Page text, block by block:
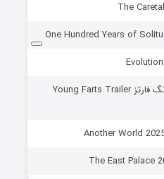
دانلود مستند قطعات تریلر یانگ فارتز Young Farts Trailer